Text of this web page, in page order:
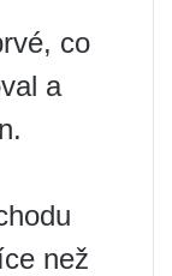
co
a
než